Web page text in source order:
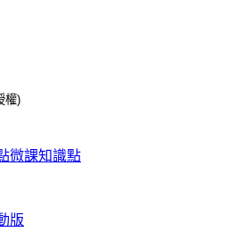
權)
微課知識點
版